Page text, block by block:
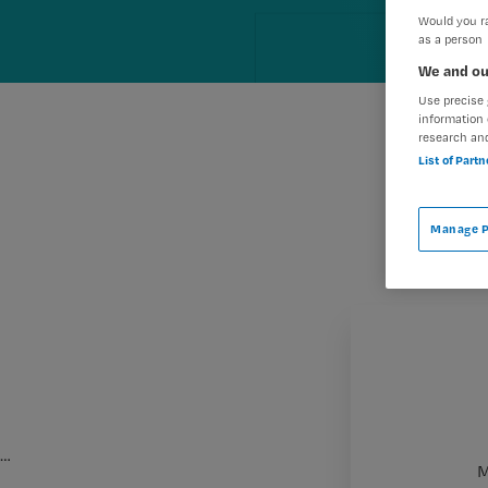
…
Would you
as a person
We and
Use
information
research
List of
Manage